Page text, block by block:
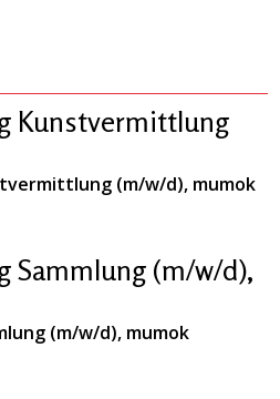
Kunstvermittlung
(m/w/d), mumok
Sammlung (m/w/d),
(m/w/d), mumok